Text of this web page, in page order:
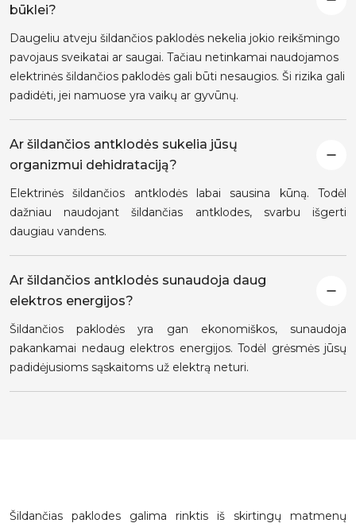
būklei?
Daugeliu atveju šildančios paklodės nekelia jokio reikšmingo
pavojaus sveikatai ar saugai. Tačiau netinkamai naudojamos
elektrinės šildančios paklodės gali būti nesaugios. Ši rizika gali
padidėti, jei namuose yra vaikų ar gyvūnų.
Ar šildančios antklodės sukelia jūsų
organizmui dehidrataciją?
Elektrinės šildančios antklodės labai sausina kūną. Todėl
dažniau naudojant šildančias antklodes, svarbu išgerti
daugiau vandens.
Ar šildančios antklodės sunaudoja daug
elektros energijos?
Šildančios paklodės yra gan ekonomiškos, sunaudoja
pakankamai nedaug elektros energijos. Todėl grėsmės jūsų
padidėjusioms sąskaitoms už elektrą neturi.
Šildančias paklodes galima rinktis iš skirtingų matmenų